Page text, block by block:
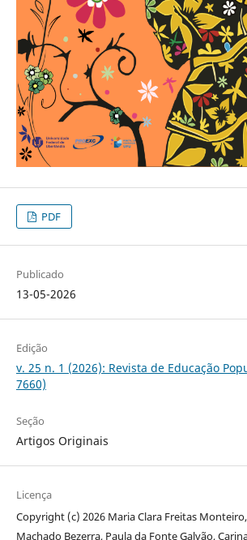
PDF
Publicado
13-05-2026
Edição
v. 25 n. 1 (2026): Revista de Educação
7660)
Seção
Artigos Originais
Licença
Copyright (c) 2026 Maria Clara Freitas
Machado Bezerra, Paula da Fonte Galvão,